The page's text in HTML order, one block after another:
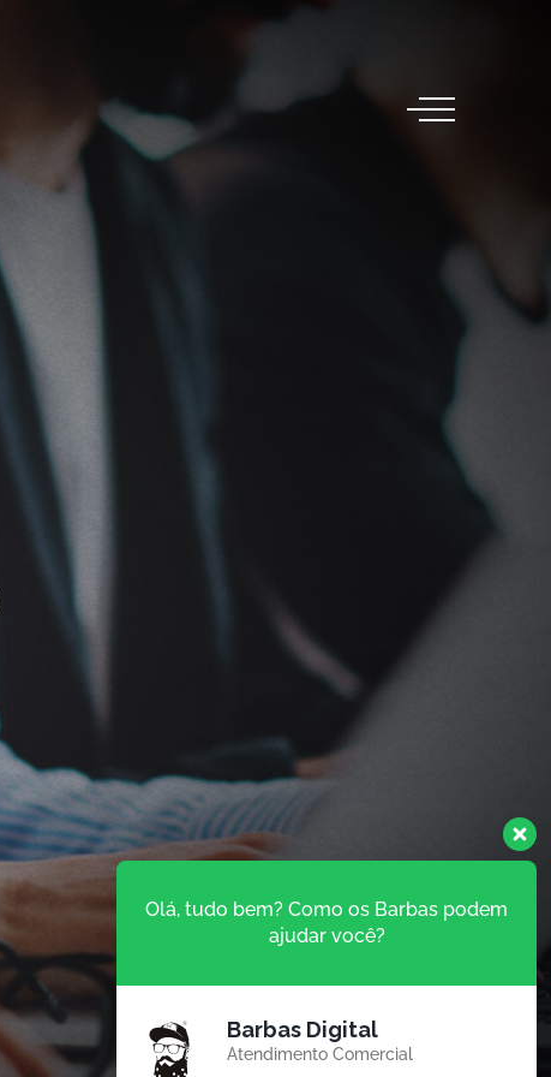
Olá, tudo bem? Como os Barbas podem
ajudar você?
Barbas Digital
Atendimento Comercial